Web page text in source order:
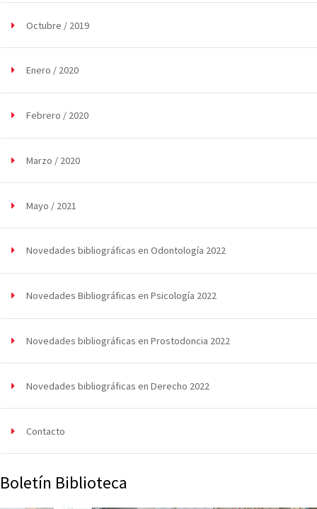
Octubre / 2019
Enero / 2020
Febrero / 2020
Marzo / 2020
Mayo / 2021
Novedades bibliográficas en Odontología 2022
Novedades Bibliográficas en Psicología 2022
Novedades bibliográficas en Prostodoncia 2022
Novedades bibliográficas en Derecho 2022
Contacto
Boletín Biblioteca